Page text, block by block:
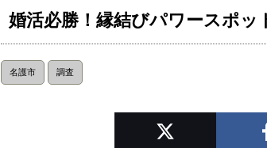
婚活必勝！縁結びパワースポッ
名護市 調査